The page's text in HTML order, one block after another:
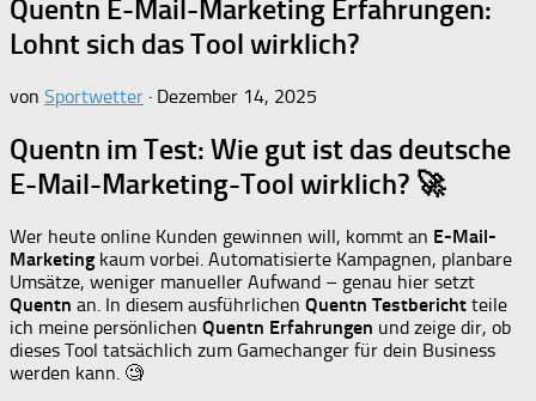
Quentn E-Mail-Marketing Erfahrungen:
Lohnt sich das Tool wirklich?
von Sportwetter · Dezember 14, 2025
Quentn im Test: Wie gut ist das deutsche
E-Mail-Marketing-Tool wirklich? 🚀
Wer heute online Kunden gewinnen will, kommt an E-Mail-
Marketing kaum vorbei. Automatisierte Kampagnen, planbare
Umsätze, weniger manueller Aufwand – genau hier setzt
Quentn an. In diesem ausführlichen Quentn Testbericht teile
ich meine persönlichen Quentn Erfahrungen und zeige dir, ob
dieses Tool tatsächlich zum Gamechanger für dein Business
werden kann. 🧐